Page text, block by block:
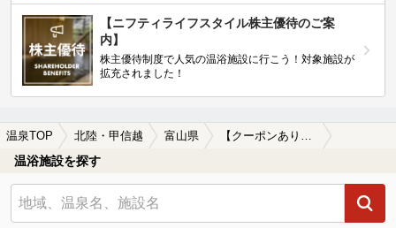
【ニフティライフスタイル株主優待のご案
内】
株主優待制度で人気の温浴施設に行こう！対象施設が
拡充されました！
温泉TOP 北陸・甲信越 富山県 【クーポンあり】高山本線周辺の温泉、日帰り温泉、スーパー銭湯を探す
温浴施設を探す